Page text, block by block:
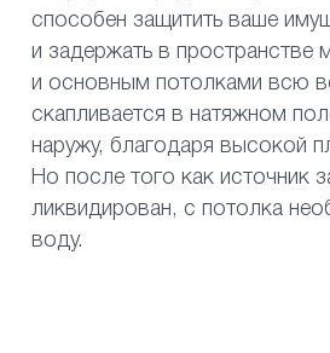
способен защитить ваше
и задержать в пространстве
и основным потолками всю
скапливается в натяжном
наружу, благодаря высокой
Но после того как источник
ликвидирован, с потолка
воду.